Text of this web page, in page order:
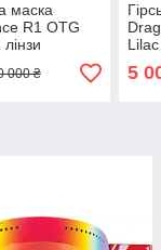
маска
R1 OTG
Ionized /
000 ₴ 5